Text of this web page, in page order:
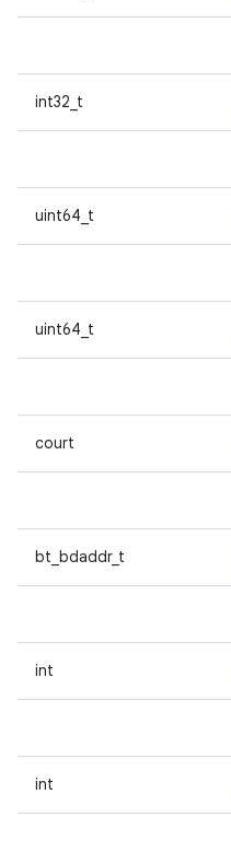
int32_t
uint64_t
uint64_t
court
bt_bdaddr_t
int
int